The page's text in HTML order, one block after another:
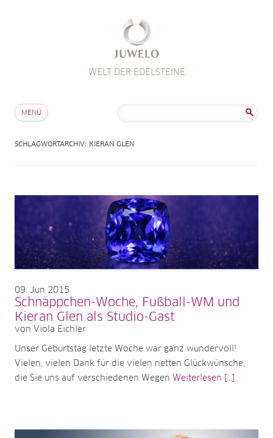
WELT DER EDELSTEINE
MENÜ
SCHLAGWORTARCHIV: KIERAN GLEN
09 Jun 2015
Schnäppchen-Woche, Fußball-WM und
Kieran Glen als Studio-Gast
von Viola Eichler
Unser Geburtstag letzte Woche war ganz wundervoll!
Vielen, vielen Dank für die vielen netten Glückwünsche,
die Sie uns auf verschiedenen Wegen Weiterlesen [...]